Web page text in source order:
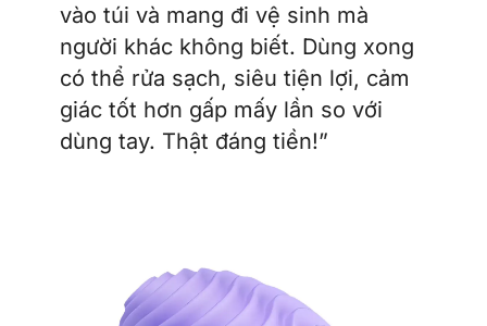
vào túi và mang đi vệ sinh mà
người khác không biết. Dùng xong
có thể rửa sạch, siêu tiện lợi, cảm
giác tốt hơn gấp mấy lần so với
dùng tay. Thật đáng tiền!”